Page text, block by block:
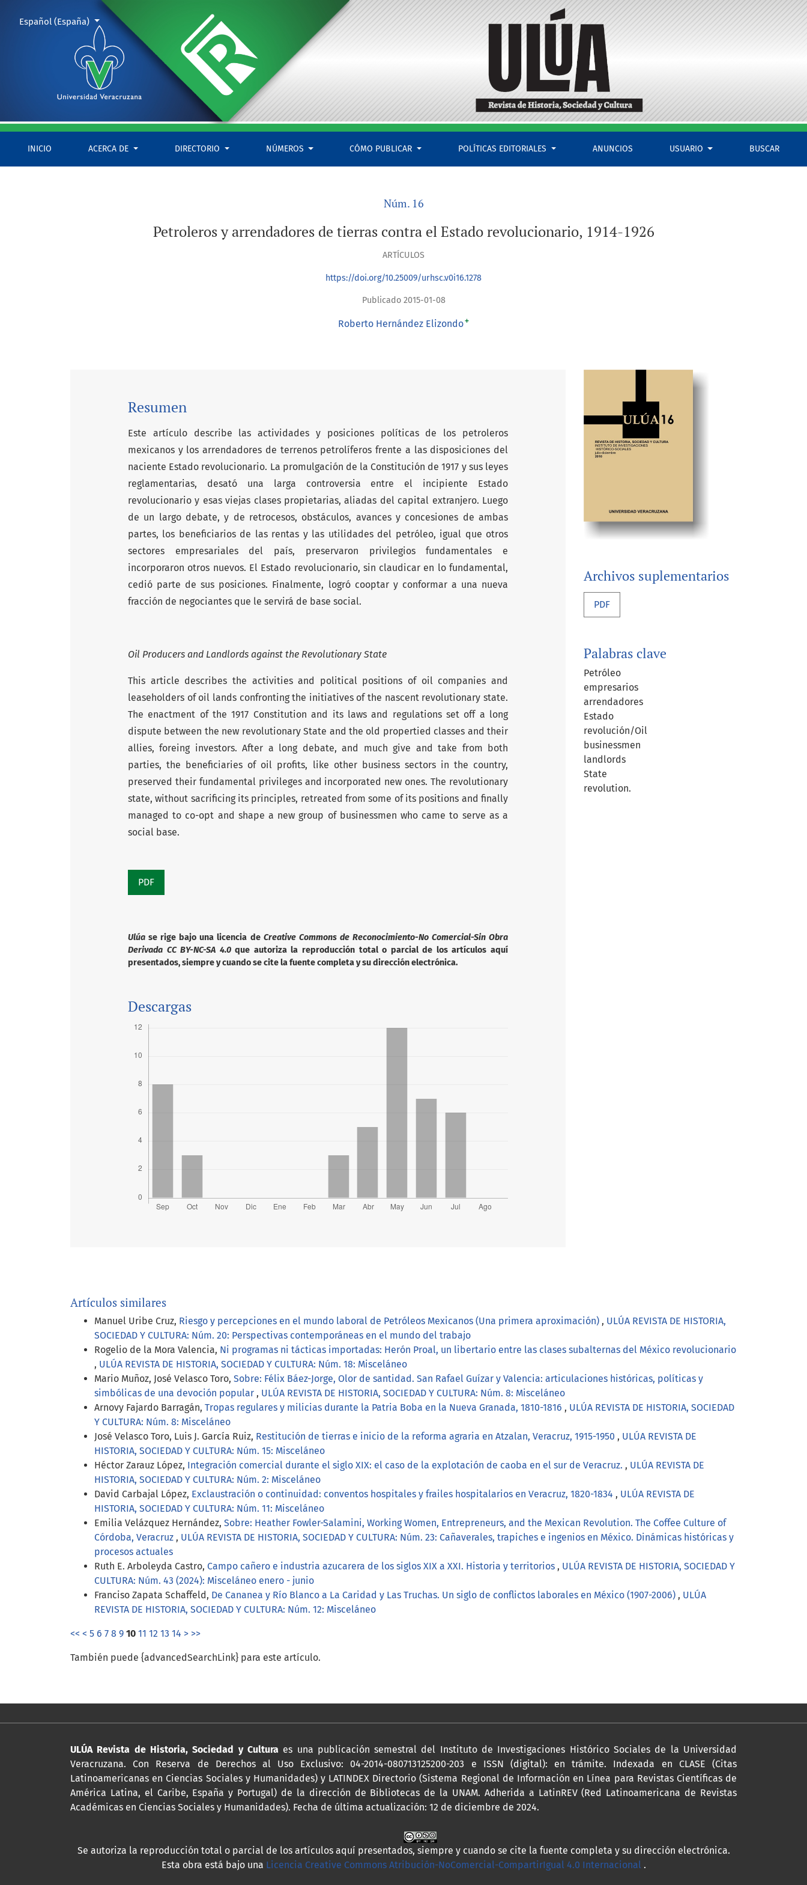
Petroleros y arrendadores de tierras contra el Estado revolucionario, 1914-1926
INICIO ACERCA DE DIRECTORIO NÚMEROS CÓMO PUBLICAR POLÍTICAS EDITORIALES ANUNCIOS USUARIO BUSCAR
Cambiar el idioma. El actual es:
Español (España)
Núm. 16
Petroleros y arrendadores de tierras contra el Estado revolucionario, 1914-1926
ARTÍCULOS
https://doi.org/10.25009/urhsc.v0i16.1278
Publicado 2015-01-08
Roberto Hernández Elizondo+
Archivos suplementarios
PDF
Palabras clave
Petróleo
empresarios
arrendadores
Estado
revolución/Oil
businessmen
landlords
State
revolution.
Resumen
Este artículo describe las actividades y posiciones políticas de los petroleros
mexicanos y los arrendadores de terrenos petrolíferos frente a las disposiciones del
naciente Estado revolucionario. La promulgación de la Constitución de 1917 y sus leyes
reglamentarias, desató una larga controversia entre el incipiente Estado
revolucionario y esas viejas clases propietarias, aliadas del capital extran­jero. Luego
de un largo debate, y de retrocesos, obstáculos, avances y concesio­nes de ambas
partes, los beneficiarios de las rentas y las utilidades del petróleo, igual que otros
sectores empresariales del país, preservaron privilegios funda­mentales e
incorporaron otros nuevos. El Estado revolucionario, sin claudicar en lo fundamental,
cedió parte de sus posiciones. Finalmente, logró cooptar y conformar a una nueva
fracción de negociantes que le servirá de base social.
Oil Producers and Landlords against the Revolutionary State
This article describes the activities and political positions of oil companies and
leaseholders of oil lands confronting the initiatives of the nascent revolutionary state.
The enactment of the 1917 Constitution and its laws and regulations set off a long
dispute between the new revolutionary State and the old propertied classes and their
allies, foreing investors. After a long debate, and much give and take from both
parties, the beneficiaries of oil profits, like other business sectors in the country,
preserved their fundamental privileges and incorporated new ones. The revolutionary
state, without sacrificing its principles, retreated from some of its positions and finally
managed to co-opt and shape a new group of businessmen who came to serve as a
social base.
PDF
Ulúa se rige bajo una licencia de Creative Commons de Reconocimiento-No Comercial-Sin Obra
Derivada CC BY-NC-SA 4.0que autoriza la reproducción total o parcial de los artículos aquí
presentados, siempre y cuando se cite la fuente completa y su dirección electrónica.
Descargas
Artículos similares
Manuel Uribe Cruz, Riesgo y percepciones en el mundo laboral de Petróleos Mexicanos (Una primera aproximación) , ULÚA REVISTA DE HISTORIA,
SOCIEDAD Y CULTURA: Núm. 20: Perspectivas contemporáneas en el mundo del trabajo
Rogelio de la Mora Valencia, Ni programas ni tácticas importadas: Herón Proal, un libertario entre las clases subalternas del México revolucionario
, ULÚA REVISTA DE HISTORIA, SOCIEDAD Y CULTURA: Núm. 18: Misceláneo
Mario Muñoz, José Velasco Toro, Sobre: Félix Báez-Jorge, Olor de santidad. San Rafael Guízar y Valencia: articulaciones históricas, políticas y
simbólicas de una devoción popular , ULÚA REVISTA DE HISTORIA, SOCIEDAD Y CULTURA: Núm. 8: Misceláneo
Arnovy Fajardo Barragán, Tropas regulares y milicias durante la Patria Boba en la Nueva Granada, 1810-1816 , ULÚA REVISTA DE HISTORIA, SOCIEDAD
Y CULTURA: Núm. 8: Misceláneo
José Velasco Toro, Luis J. García Ruiz, Restitución de tierras e inicio de la reforma agraria en Atzalan, Veracruz, 1915-1950 , ULÚA REVISTA DE
HISTORIA, SOCIEDAD Y CULTURA: Núm. 15: Misceláneo
Héctor Zarauz López, Integración comercial durante el siglo XIX: el caso de la explotación de caoba en el sur de Veracruz. , ULÚA REVISTA DE
HISTORIA, SOCIEDAD Y CULTURA: Núm. 2: Misceláneo
David Carbajal López, Exclaustración o continuidad: conventos hospitales y frailes hospitalarios en Veracruz, 1820-1834 , ULÚA REVISTA DE
HISTORIA, SOCIEDAD Y CULTURA: Núm. 11: Misceláneo
Emilia Velázquez Hernández, Sobre: Heather Fowler-Salamini, Working Women, Entrepreneurs, and the Mexican Revolution. The Coffee Culture of
Córdoba, Veracruz , ULÚA REVISTA DE HISTORIA, SOCIEDAD Y CULTURA: Núm. 23: Cañaverales, trapiches e ingenios en México. Dinámicas históricas y
procesos actuales
Ruth E. Arboleyda Castro, Campo cañero e industria azucarera de los siglos XIX a XXI. Historia y territorios , ULÚA REVISTA DE HISTORIA, SOCIEDAD Y
CULTURA: Núm. 43 (2024): Misceláneo enero - junio
Franciso Zapata Schaffeld, De Cananea y Río Blanco a La Caridad y Las Truchas. Un siglo de conflictos laborales en México (1907-2006) , ULÚA
REVISTA DE HISTORIA, SOCIEDAD Y CULTURA: Núm. 12: Misceláneo
<< < 5 6 7 8 9 10 11 12 13 14 > >>
También puede {advancedSearchLink} para este artículo.
ULÚA Revista de Historia, Sociedad y Culturaes una publicación semestral del Instituto de Investigaciones Histórico Sociales de la Universidad
Veracruzana. Con Reserva de Derechos al Uso Exclusivo: 04-2014-080713125200-203 e ISSN (digital): en trámite. Indexada en CLASE (Citas
Latinoamericanas en Ciencias Sociales y Humanidades) y LATINDEX Directorio (Sistema Regional de Información en Línea para Revistas Científicas de
América Latina, el Caribe, España y Portugal) de la dirección de Bibliotecas de la UNAM. Adherida a LatinREV (Red Latinoamericana de Revistas
Académicas en Ciencias Sociales y Humanidades). Fecha de última actualización: 12 de diciembre de 2024.
Se autoriza la reproducción total o parcial de los artículos aquí presentados, siempre y cuando se cite la fuente completa y su dirección electrónica.
Esta obra está bajo una Licencia Creative Commons Atribución-NoComercial-CompartirIgual 4.0 Internacional .